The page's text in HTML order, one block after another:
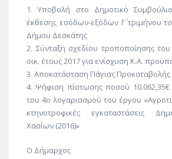
1. Υποβολή στο Δημοτικό Συμβούλιο
έκθεσης εσόδων-εξόδων Γ΄ τριμήνου
Δήμου Δεσκάτης
2. Σύνταξη σχεδίου τροποποίησης
οικ. έτους 2017 για ενίσχυση Κ.Α.
3. Αποκατάσταση Πάγιας Προκαταβολής
4. Ψήφιση πίστωσης ποσού
του 4ο λογαριασμού του έργου
κτηνοτροφικές εγκαταστάσεις
Χασίων (2016)»
Ο Δήμαρχος